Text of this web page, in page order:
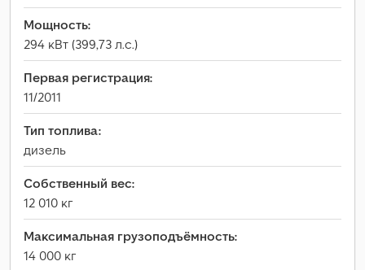
Мощность:
294 кВт (399,73 л.с.)
Первая регистрация:
11/2011
Тип топлива:
дизель
Собственный вес:
12 010 кг
Максимальная грузоподъёмность:
14 000 кг